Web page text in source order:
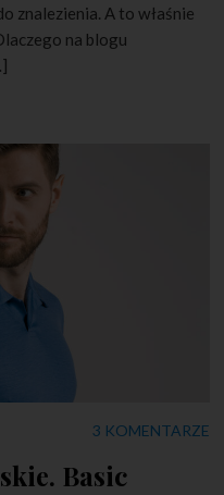
znalezienia. A to właśnie
na blogu
3 KOMENTARZE
Basic